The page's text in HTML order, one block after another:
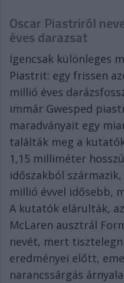
Oscar Piastriról
éves darazsat
Igencsak különleges
Piastrit: egy frissen
millió éves
immár Gwesped
maradványait egy
találták meg a
1,15 milliméter
időszakból
millió évvel idősebb,
A kutatók elárulták,
McLaren ausztrál
nevét, mert
eredményei előtt,
narancssárgás